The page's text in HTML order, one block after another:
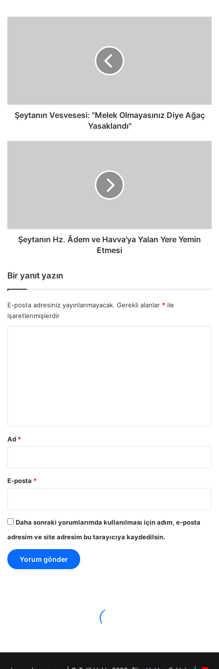
Şeytanın Vesvesesi: "Melek Olmayasınız Diye Ağaç
Yasaklandı"
Etmesi
Şeytanın Hz. Âdem ve Havva'ya Yalan Yere Yemin
Etmesi
Bir yanıt yazın
E-posta adresiniz yayınlanmayacak. Gerekli alanlar * ile
işaretlenmişlerdir
Ad *
E-posta *
Daha sonraki yorumlarımda kullanılması için adım, e-posta
adresim ve site adresim bu tarayıcıya kaydedilsin.